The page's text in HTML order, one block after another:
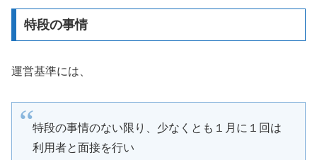
特段の事情
運営基準には、
特段の事情のない限り、少なくとも１月に１回は
利用者と面接を行い